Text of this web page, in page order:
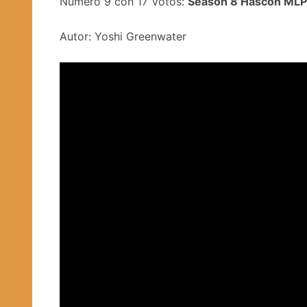
Autor: Yoshi Greenwater